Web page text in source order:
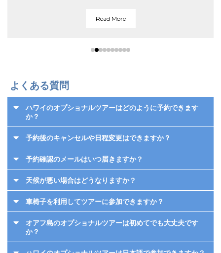
Read More
よくある質問
ハワイのオプショナルツアーはどのように予約できます
か？
予約後のキャンセルや日程変更はできますか？
予約確認のメールはいつ届きますか？
天候が悪い場合はどうなりますか？
車椅子を利用してツアーに参加できますか？
オアフ島のオプショナルツアーは初めてでも大丈夫です
か？